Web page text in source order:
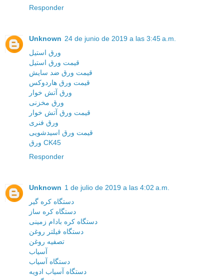
Responder
Unknown 24 de junio de 2019 a las 3:45 a.m.
ورق استیل
قیمت ورق استیل
قیمت ورق ضد سایش
قیمت ورق هاردوکس
ورق آتش خوار
ورق مخزنی
قیمت ورق آتش خوار
ورق فنری
قیمت ورق اسیدشویی
ورق CK45
Responder
Unknown 1 de julio de 2019 a las 4:02 a.m.
دستگاه کره گیر
دستگاه کره ساز
دستگاه کره بادام زمینی
دستگاه فیلتر روغن
تصفیه روغن
آسیاب
دستگاه آسیاب
دستگاه آسیاب ادویه